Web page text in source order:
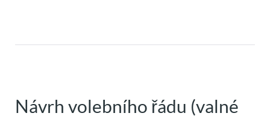
Návrh volebního řádu (valné